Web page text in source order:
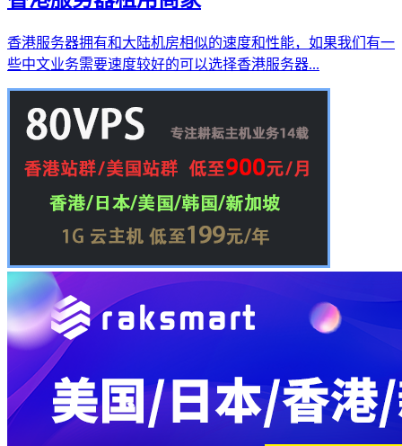
香港服务器拥有和大陆机房相似的速度和性能，如果我们有一
些中文业务需要速度较好的可以选择香港服务器...